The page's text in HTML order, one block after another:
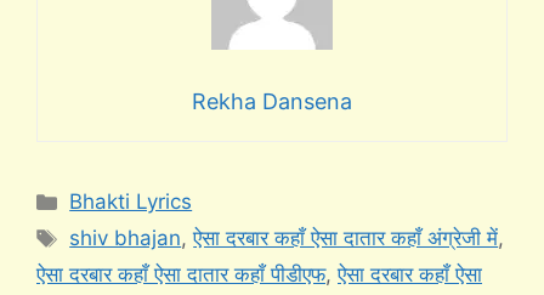
Rekha Dansena
Categories
Bhakti Lyrics
Tags
shiv bhajan,ऐसा दरबार कहाँ ऐसा दातार कहाँ अंग्रेजी में,
ऐसा दरबार कहाँ ऐसा दातार कहाँ पीडीएफ,ऐसा दरबार कहाँ ऐसा